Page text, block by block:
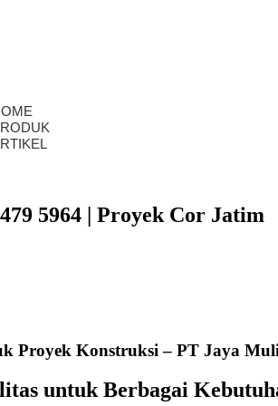
5964 | Proyek Cor Jatim
Proyek Konstruksi – PT Jaya
untuk Berbagai